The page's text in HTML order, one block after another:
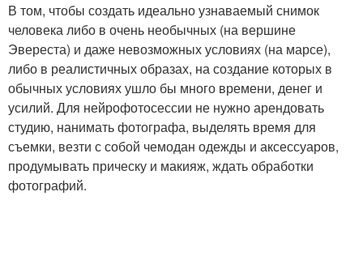
В том, чтобы создать идеально узнаваемый снимок
человека либо в очень необычных (на вершине
Эвереста) и даже невозможных условиях (на марсе),
либо в реалистичных образах, на создание которых в
обычных условиях ушло бы много времени, денег и
усилий. Для нейрофотосессии не нужно арендовать
студию, нанимать фотографа, выделять время для
съемки, везти с собой чемодан одежды и аксессуаров,
продумывать прическу и макияж, ждать обработки
фотографий.